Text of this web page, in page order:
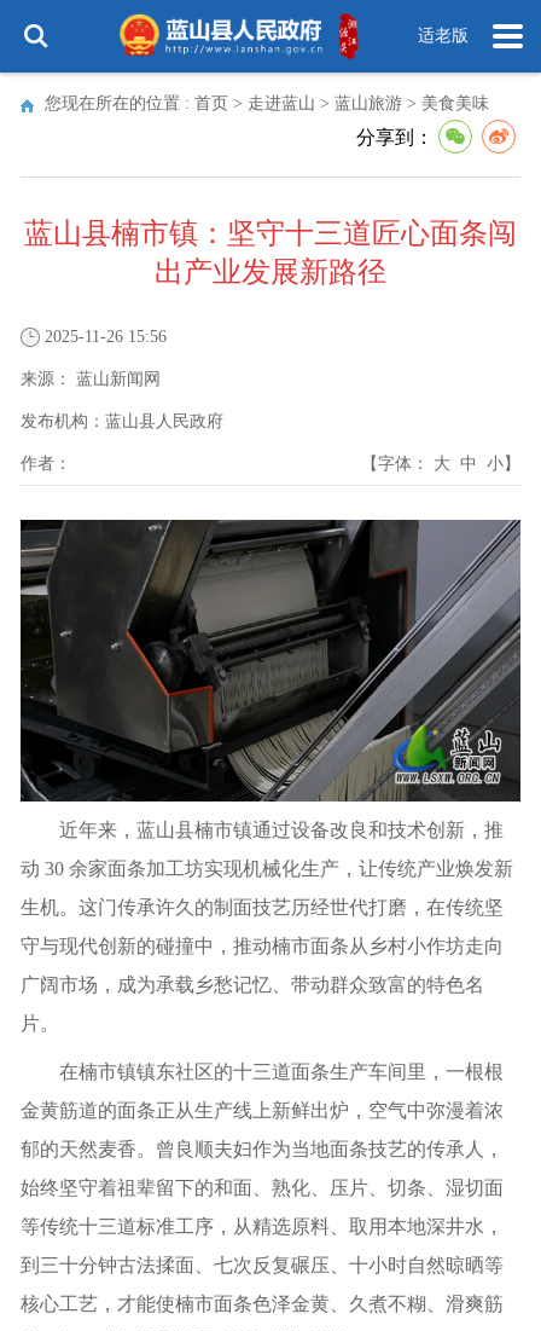
适老版
您现在所在的位置 : 首页 > 走进蓝山 > 蓝山旅游 > 美食美味
分享到：
蓝山县楠市镇：坚守十三道匠心面条闯
出产业发展新路径
2025-11-26 15:56
来源： 蓝山新闻网
发布机构： 蓝山县人民政府
作者： 【字体： 大 中 小】
近年来，蓝山县楠市镇通过设备改良和技术创新，推
动 30 余家面条加工坊实现机械化生产，让传统产业焕发新
生机。这门传承许久的制面技艺历经世代打磨，在传统坚
守与现代创新的碰撞中，推动楠市面条从乡村小作坊走向
广阔市场，成为承载乡愁记忆、带动群众致富的特色名
片。
在楠市镇镇东社区的十三道面条生产车间里，一根根
金黄筋道的面条正从生产线上新鲜出炉，空气中弥漫着浓
郁的天然麦香。曾良顺夫妇作为当地面条技艺的传承人，
始终坚守着祖辈留下的和面、熟化、压片、切条、湿切面
等传统十三道标准工序，从精选原料、取用本地深井水，
到三十分钟古法揉面、七次反复碾压、十小时自然晾晒等
核心工艺，才能使楠市面条色泽金黄、久煮不糊、滑爽筋